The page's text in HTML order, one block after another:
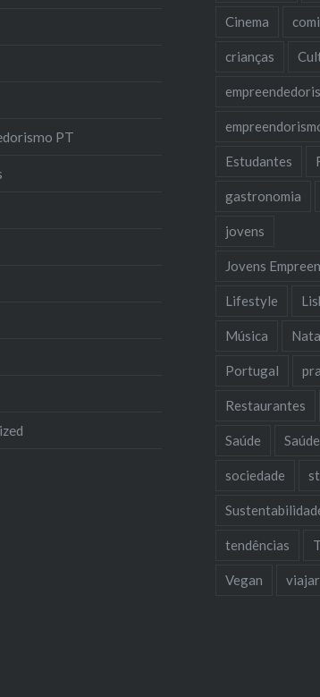
PT
Cinema
crianças
Estudantes
gastronomia
jovens
Jovens
Lifestyle
Música
Portugal
Restaurantes
Saúde
sociedade
tendências
Vegan viajar